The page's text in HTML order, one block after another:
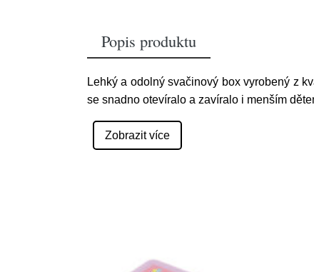
Popis produktu
Lehký a odolný svačinový box vyrobený z
se snadno otevíralo a zavíralo i menším
Zobrazit více